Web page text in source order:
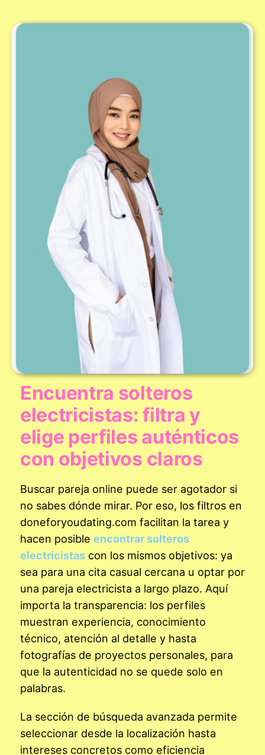
Encuentra solteros
electricistas: filtra y
elige perfiles auténticos
con objetivos claros
Buscar pareja online puede ser agotador si
no sabes dónde mirar. Por eso, los filtros en
doneforyoudating.com facilitan la tarea y
hacen posible encontrar solteros
electricistas con los mismos objetivos: ya
sea para una cita casual cercana u optar por
una pareja electricista a largo plazo. Aquí
importa la transparencia: los perfiles
muestran experiencia, conocimiento
técnico, atención al detalle y hasta
fotografías de proyectos personales, para
que la autenticidad no se quede solo en
palabras.
La sección de búsqueda avanzada permite
seleccionar desde la localización hasta
intereses concretos como eficiencia